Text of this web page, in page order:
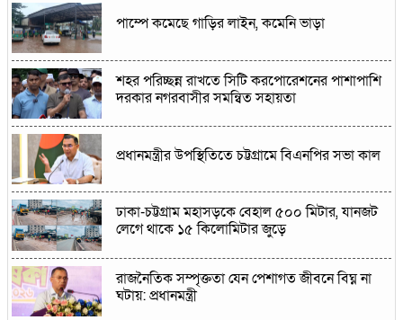
পাম্পে কমেছে গাড়ির লাইন, কমেনি ভাড়া
শহর পরিচ্ছন্ন রাখতে সিটি করপোরেশনের পাশাপাশি
দরকার নগরবাসীর সমন্বিত সহায়তা
প্রধানমন্ত্রীর উপস্থিতিতে চট্টগ্রামে বিএনপির সভা কাল
ঢাকা-চট্টগ্রাম মহাসড়কে বেহাল ৫০০ মিটার, যানজট
লেগে থাকে ১৫ কিলোমিটার জুড়ে
রাজনৈতিক সম্পৃক্ততা যেন পেশাগত জীবনে বিঘ্ন না
ঘটায়: প্রধানমন্ত্রী